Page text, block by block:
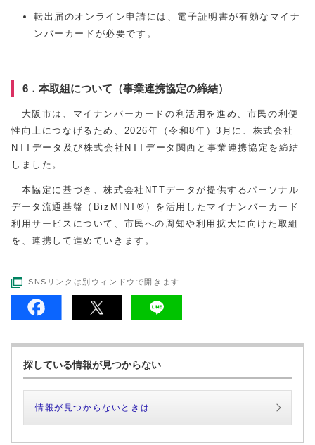
転出届のオンライン申請には、電子証明書が有効なマイナ
ンバーカードが必要です。
6．本取組について（事業連携協定の締結）
大阪市は、マイナンバーカードの利活用を進め、市民の利便
性向上につなげるため、2026年（令和8年）3月に、株式会社
NTTデータ及び株式会社NTTデータ関西と事業連携協定を締結
しました。
本協定に基づき、株式会社NTTデータが提供するパーソナル
データ流通基盤（BizMINT®）を活用したマイナンバーカード
利用サービスについて、市民への周知や利用拡大に向けた取組
を、連携して進めていきます。
SNSリンクは別ウィンドウで開きます
探している情報が見つからない
情報が見つからないときは